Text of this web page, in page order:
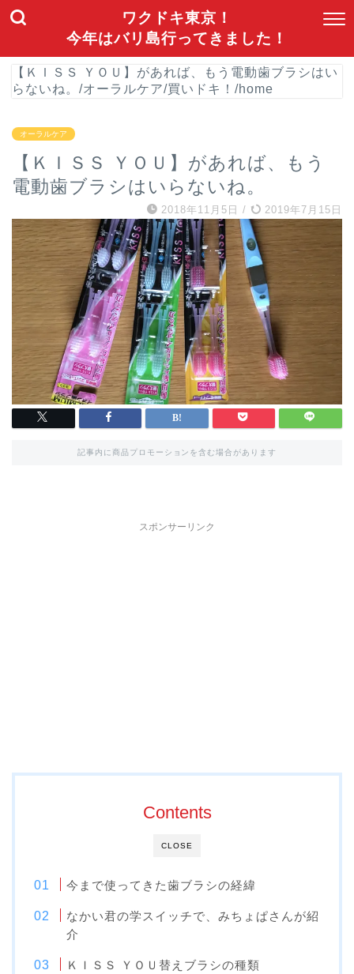
ワクドキ東京！
今年はバリ島行ってきました！
【ＫＩＳＳ ＹＯＵ】があれば、もう電動歯ブラシはい
らないね。 /オーラルケア/買いドキ！ /home
オーラルケア
【ＫＩＳＳ ＹＯＵ】があれば、もう
電動歯ブラシはいらないね。
2018年11月5日 / 2019年7月15日
記事内に商品プロモーションを含む場合があります
スポンサーリンク
CLOSE
Contents
今まで使ってきた歯ブラシの経緯
なかい君の学スイッチで、みちょぱさんが紹
介
ＫＩＳＳ ＹＯＵ替えブラシの種類